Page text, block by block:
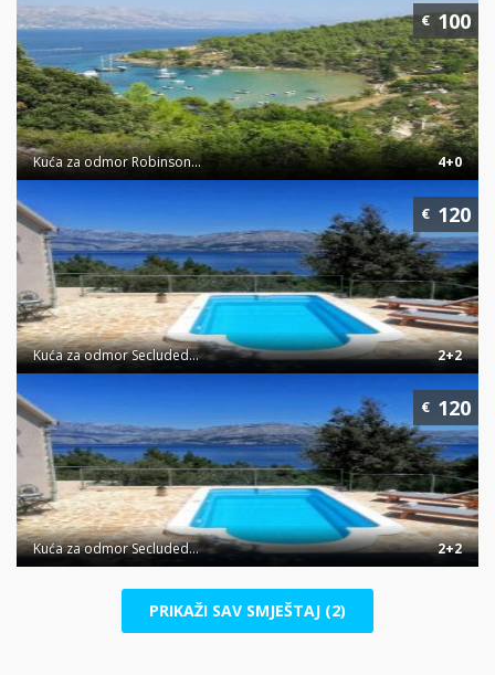
Kuća za odmor Robinson... 4+0
€100
Kuća za odmor Secluded... 2+2
€ 120
Kuća za odmor Secluded... 2+2
€ 120
PRIKAŽI SAV SMJEŠTAJ (2)